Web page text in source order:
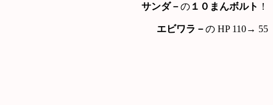
サンダ－の １０まんボルト ！
エビワラ－の HP 110→ 55